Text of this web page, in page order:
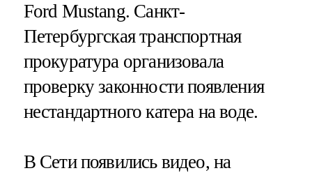
Ford Mustang. Санкт-
Петербургская транспортная
прокуратура организовала
проверку законности появления
нестандартного катера на воде.
В Сети появились видео, на